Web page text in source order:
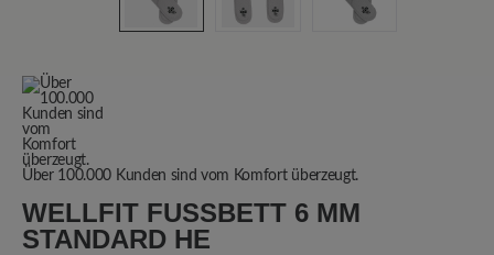
Über 100.000 Kunden sind vom Komfort überzeugt.
WELLFIT FUSSBETT 6 MM S
TANDARD HE